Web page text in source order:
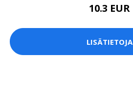
10.3 EUR
LISÄTIETOJA